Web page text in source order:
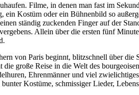
Filme, in denen man fast im
ein Kostüm oder ein Bühnenbild so
ständig zuckenden Finger auf der
Allein über die ersten fünf
von Paris beginnt, blitzschnell über
große Reise in die Welt des
Ehrenmänner und viel
Kostüme, schmissiger Lieder,